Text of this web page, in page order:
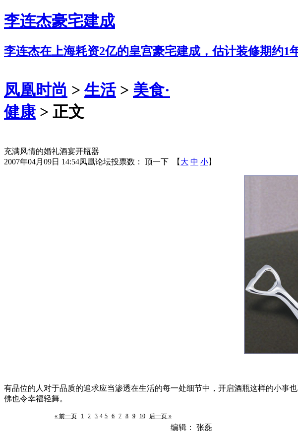
李连杰豪宅建成
李连杰在上海耗资2亿的皇宫豪宅建成，估计装修期约1
凤凰时尚 >生活> 美食·
健康> 正文
充满风情的婚礼酒宴开瓶器
2007年04月09日 14:54凤凰论坛投票数： 顶一下 【 大 中 小】
有品位的人对于品质的追求应当渗透在生活的每一处细节中，开启酒瓶这样的小事
佛也令幸福轻舞。
« 前一页 1 2 3 4 5 6 7 8 9 10 后一页 »
编辑： 张磊